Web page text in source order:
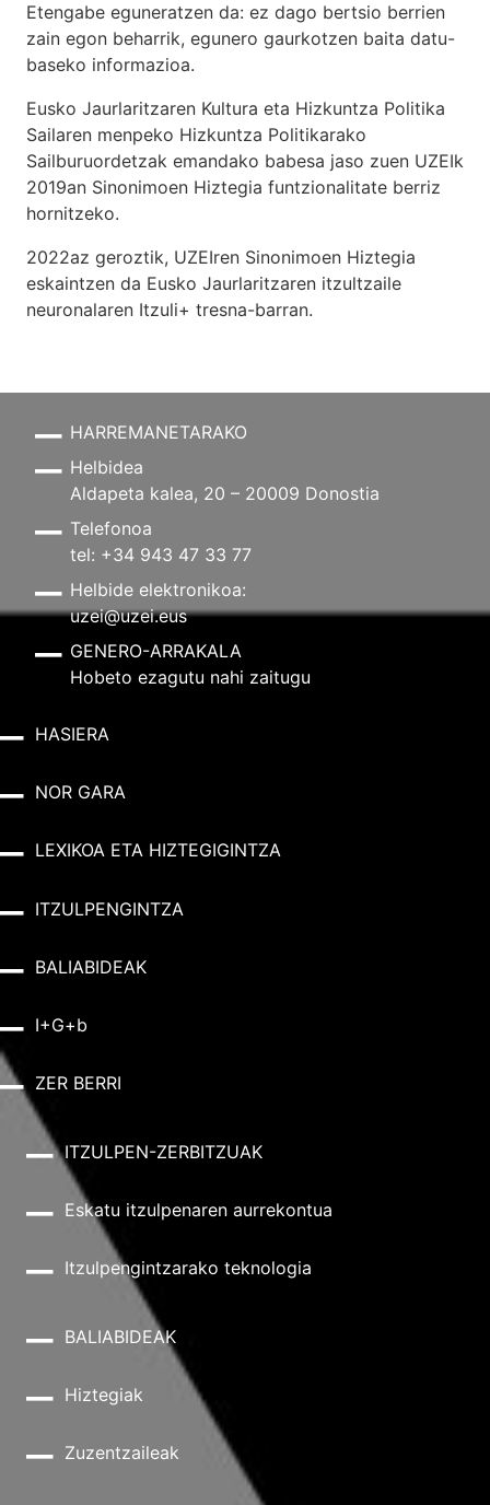
Etengabe eguneratzen da: ez dago bertsio berrien
zain egon beharrik, egunero gaurkotzen baita datu-
baseko informazioa.
Eusko Jaurlaritzaren Kultura eta Hizkuntza Politika
Sailaren menpeko Hizkuntza Politikarako
Sailburuordetzak emandako babesa jaso zuen UZEIk
2019an Sinonimoen Hiztegia funtzionalitate berriz
hornitzeko.
2022az geroztik, UZEIren Sinonimoen Hiztegia
eskaintzen da Eusko Jaurlaritzaren itzultzaile
neuronalaren Itzuli+ tresna-barran.
HARREMANETARAKO
Helbidea
Aldapeta kalea, 20 – 20009 Donostia
Telefonoa
tel: +34 943 47 33 77
Helbide elektronikoa:
uzei@uzei.eus
GENERO-ARRAKALA
Hobeto ezagutu nahi zaitugu
HASIERA
NOR GARA
LEXIKOA ETA HIZTEGIGINTZA
ITZULPENGINTZA
BALIABIDEAK
I+G+b
ZER BERRI
ITZULPEN-ZERBITZUAK
Eskatu itzulpenaren aurrekontua
Itzulpengintzarako teknologia
BALIABIDEAK
Hiztegiak
Zuzentzaileak